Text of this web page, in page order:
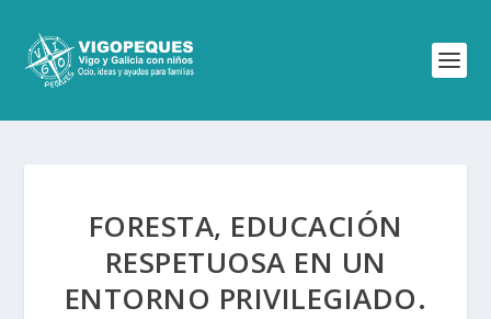
FORESTA, EDUCACIÓN
RESPETUOSA EN UN
ENTORNO PRIVILEGIADO.